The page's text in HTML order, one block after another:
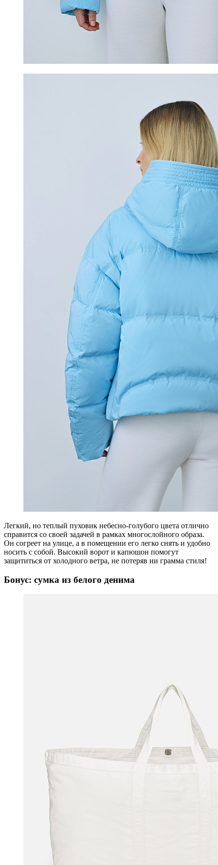
Легкий, но теплый пуховик небесно-голубого цвета отлично
справится со своей задачей в рамках многослойного образа.
Он согреет на улице, а в помещении его легко снять и удобно
носить с собой. Высокий ворот и капюшон помогут
защититься от холодного ветра, не потеряв ни грамма стиля!
Бонус: сумка из белого денима